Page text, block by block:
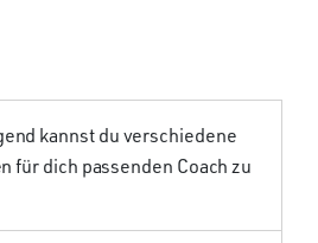
kannst du verschiedene
für dich passenden Coach zu